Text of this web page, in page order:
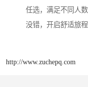
任选，满足不同人
没错，开启舒适旅程
http://www.zuchepq.com